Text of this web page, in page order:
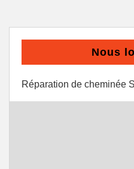
Nous
Réparation de cheminée